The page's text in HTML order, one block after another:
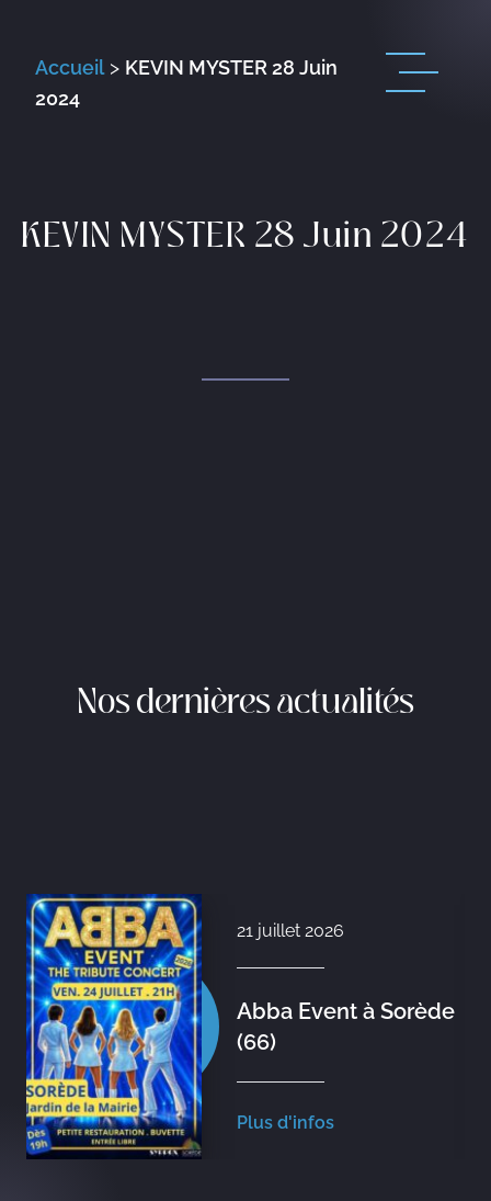
Accueil> KEVIN MYSTER 28 Juin
2024
KEVIN MYSTER 28 Juin 2024
Nos dernières actualités
21 juillet 2026
Abba Event à Sorède
(66)
Plus d'infos